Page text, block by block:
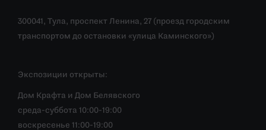
300041, Тула, проспект Ленина, 27 (проезд городским
транспортом до остановки «улица Каминского»)
Экспозиции открыты:
Дом Крафта и Дом Белявского
среда-суббота 10:00-19:00
воскресенье 11:00-19:00